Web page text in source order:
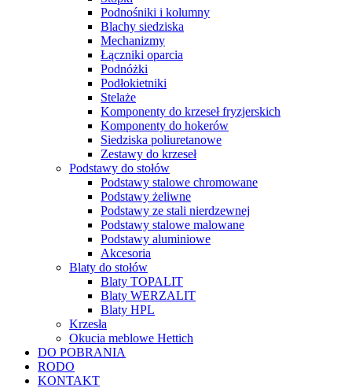
Podnośniki i kolumny
Blachy siedziska
Mechanizmy
Łączniki oparcia
Podnóżki
Podłokietniki
Stelaże
Komponenty do krzeseł fryzjerskich
Komponenty do hokerów
Siedziska poliuretanowe
Zestawy do krzeseł
Podstawy do stołów
Podstawy stalowe chromowane
Podstawy żeliwne
Podstawy ze stali nierdzewnej
Podstawy stalowe malowane
Podstawy aluminiowe
Akcesoria
Blaty do stołów
Blaty TOPALIT
Blaty WERZALIT
Blaty HPL
Krzesła
Okucia meblowe Hettich
DO POBRANIA
RODO
KONTAKT